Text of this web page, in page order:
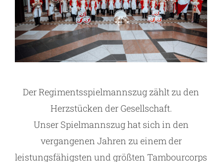
Der Regimentsspielmannszug zählt zu den
Herzstücken der Gesellschaft.
Unser Spielmannszug hat sich in den
vergangenen Jahren zu einem der
leistungsfähigsten und größten Tambourcorps